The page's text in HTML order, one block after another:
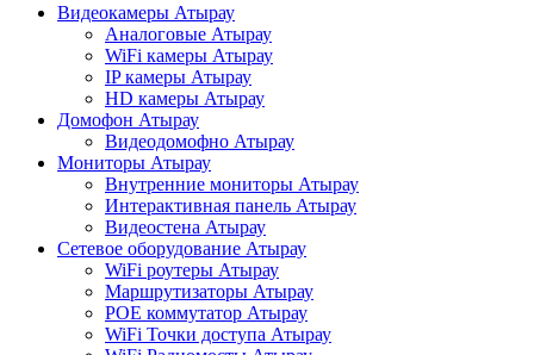
Видеокамеры Атырау
Аналоговые Атырау
WiFi камеры Атырау
IP камеры Атырау
HD камеры Атырау
Домофон Атырау
Видеодомофно Атырау
Мониторы Атырау
Внутренние мониторы Атырау
Интерактивная панель Атырау
Видеостена Атырау
Сетевое оборудование Атырау
WiFi роутеры Атырау
Маршрутизаторы Атырау
POE коммутатор Атырау
WiFi Точки доступа Атырау